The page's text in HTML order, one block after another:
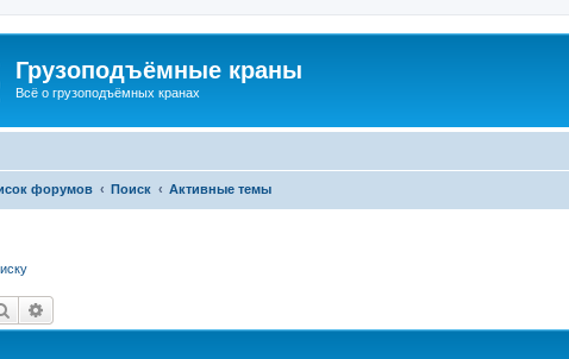
Грузоподъёмные краны
Всё о грузоподъёмных кранах
форумов Поиск Активные темы
Поиск